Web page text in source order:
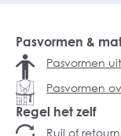
Pasvormen &
Pasvormen
Pasvormen
Regel het zelf
Ruil of